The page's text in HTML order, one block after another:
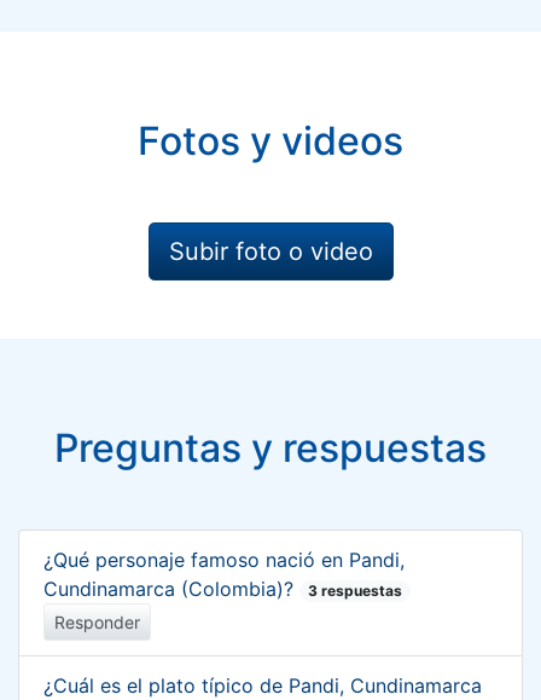
Fotos y videos
Subir foto o video
Preguntas y respuestas
¿Qué personaje famoso nació en Pandi,
Cundinamarca (Colombia)?
3 respuestas
Responder
¿Cuál es el plato típico de Pandi, Cundinamarca